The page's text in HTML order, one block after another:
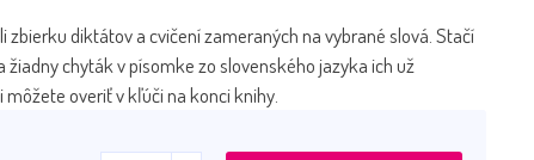
zbierku diktátov a cvičení zameraných na vybrané slová. Stačí
chyták v písomke zo slovenského jazyka ich už
overiť v kľúči na konci knihy.